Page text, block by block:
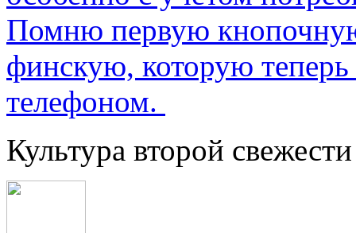
Помню первую
финскую, которую
телефоном.
Культура второй свежести